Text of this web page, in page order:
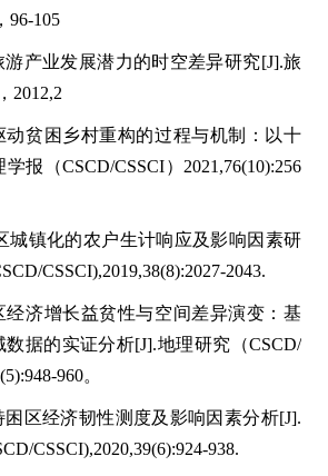
96-105
游产业发展潜力的时空差异研究[J].旅
2012,2
动贫困乡村重构的过程与机制：以十
报（CSCD/CSSCI）2021,76(10):256
城镇化的农户生计响应及影响因素研
CSSCI),2019,38(8):2027-2043.
经济增长益贫性与空间差异演变：基
数据的实证分析[J].地理研究（CSCD/
960。
困区经济韧性测度及影响因素分析[J].
CSSCI),2020,39(6):924-938.